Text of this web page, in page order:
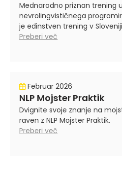
Mednarodno priznan trening
nevrolingvističnega
je edinstven trening v Sloveniji
Preberi več
Februar 2026
NLP Mojster Praktik
Dvignite svoje znanje na
raven z NLP Mojster Praktik.
Preberi več